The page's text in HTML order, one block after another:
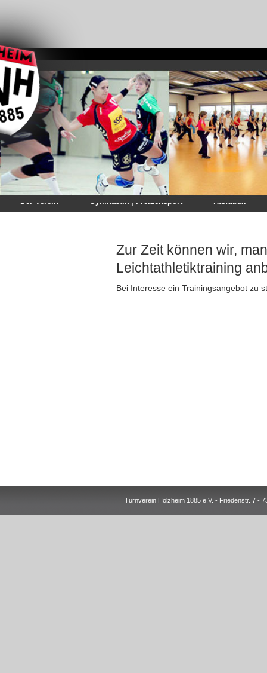
Der Verein Gymnastik | Freizeitsport Handball
Zur Zeit können wir,
Leichtathletiktraining
Bei Interesse ein Trainingsangebot zu
Turnverein Holzheim 1885 e.V. - Friedenstr. 7 -